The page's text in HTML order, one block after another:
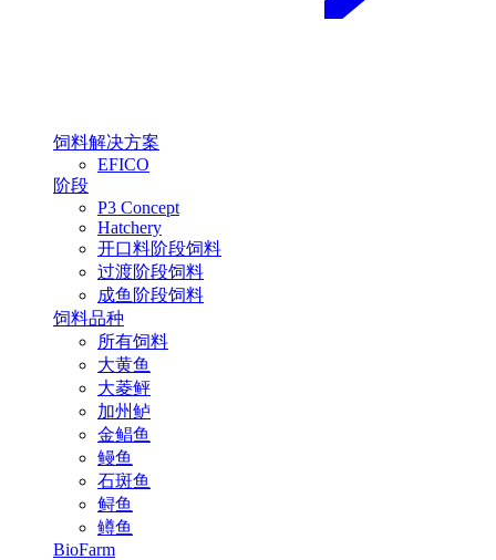
饲料解决方案
EFICO
阶段
P3 Concept
Hatchery
开口料阶段饲料
过渡阶段饲料
成鱼阶段饲料
饲料品种
所有饲料
大黄鱼
大菱鲆
加州鲈
金鲳鱼
鳗鱼
石斑鱼
鲟鱼
鳟鱼
BioFarm